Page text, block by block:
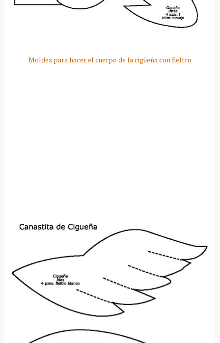
Moldes para hacer el cuerpo de la cigüeña con fieltro